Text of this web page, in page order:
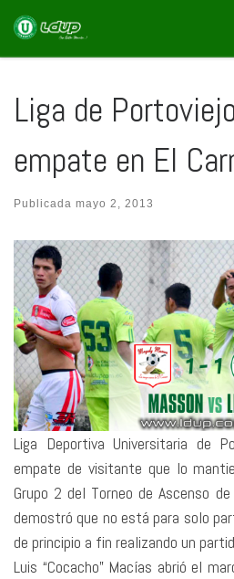
Saltar al contenido
Liga de
empate en El
Publicada mayo 2, 2013
Liga Deportiva Universitaria de
empate de visitante que lo
Grupo 2 del Torneo de Ascenso
demostró que no está para solo
de principio a fin realizando un
Luis “Cocacho” Macías abrió el